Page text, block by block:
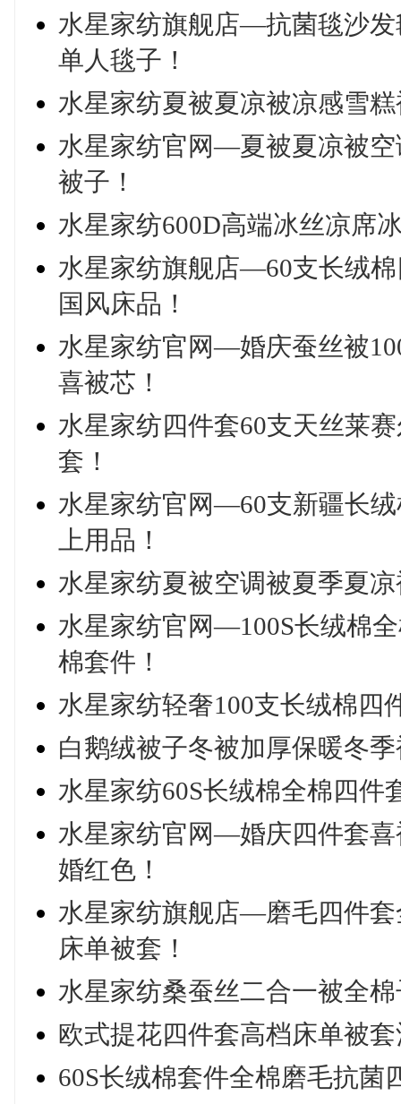
水星家纺旗舰店—抗菌毯沙
单人毯子！
水星家纺夏被夏凉被凉感雪
水星家纺官网—夏被夏凉被
被子！
水星家纺600D高端冰丝凉席
水星家纺旗舰店—60支长绒
国风床品！
水星家纺官网—婚庆蚕丝被
喜被芯！
水星家纺四件套60支天丝莱
套！
水星家纺官网—60支新疆长
上用品！
水星家纺夏被空调被夏季夏
水星家纺官网—100S长绒棉
棉套件！
水星家纺轻奢100支长绒棉四
白鹅绒被子冬被加厚保暖冬
水星家纺60S长绒棉全棉四
水星家纺官网—婚庆四件套
婚红色！
水星家纺旗舰店—磨毛四件
床单被套！
水星家纺桑蚕丝二合一被全
欧式提花四件套高档床单被
60S长绒棉套件全棉磨毛抗菌